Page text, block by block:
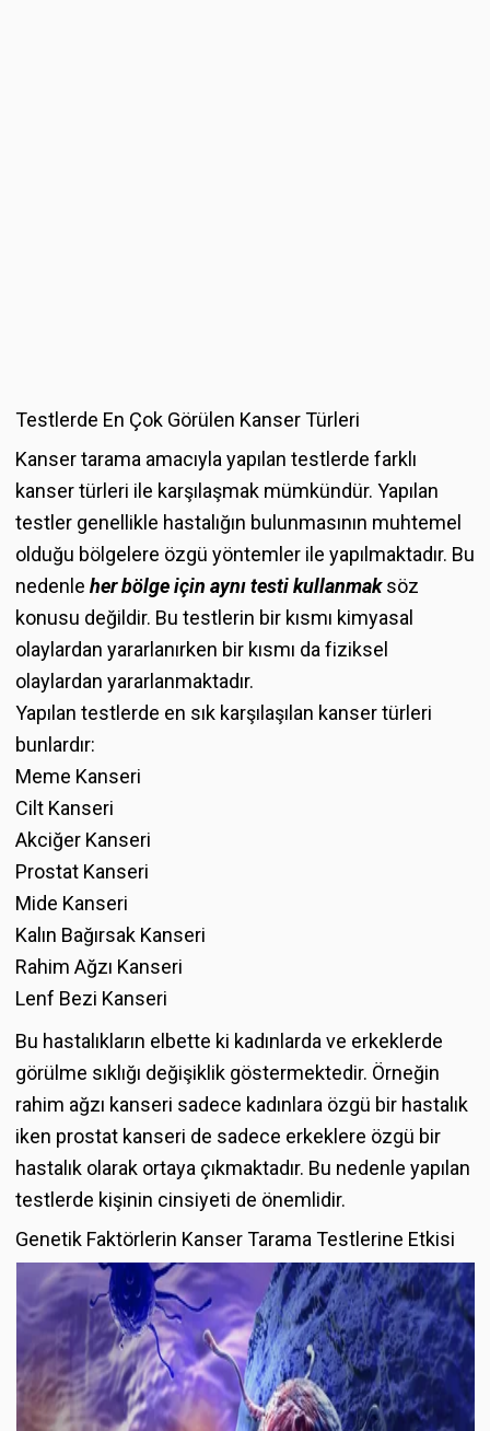
Testlerde En Çok Görülen Kanser Türleri
Kanser tarama amacıyla yapılan testlerde farklı
kanser türleri ile karşılaşmak mümkündür. Yapılan
testler genellikle hastalığın bulunmasının muhtemel
olduğu bölgelere özgü yöntemler ile yapılmaktadır. Bu
nedenle her bölge için aynı testi kullanmaksöz
konusu değildir. Bu testlerin bir kısmı kimyasal
olaylardan yararlanırken bir kısmı da fiziksel
olaylardan yararlanmaktadır.
Yapılan testlerde en sık karşılaşılan kanser türleri
bunlardır:
Meme Kanseri
Cilt Kanseri
Akciğer Kanseri
Prostat Kanseri
Mide Kanseri
Kalın Bağırsak Kanseri
Rahim Ağzı Kanseri
Lenf Bezi Kanseri
Bu hastalıkların elbette ki kadınlarda ve erkeklerde
görülme sıklığı değişiklik göstermektedir. Örneğin
rahim ağzı kanseri sadece kadınlara özgü bir hastalık
iken prostat kanseri de sadece erkeklere özgü bir
hastalık olarak ortaya çıkmaktadır. Bu nedenle yapılan
testlerde kişinin cinsiyeti de önemlidir.
Genetik Faktörlerin Kanser Tarama Testlerine Etkisi